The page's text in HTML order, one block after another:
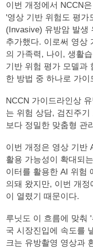
이번 개정에서 NCCN
'영상 기반 위험도 평가
(Invasive) 유방암 발생
추가했다. 이로써 영상
의 가족력, 나이, 생활
기반 위험 평가 모델과
한 방법 중 하나로 가
NCCN 가이드라인상
는 위험 상담, 검진주
보다 정밀한 맞춤형 관
이번 개정은 영상 기반
활용 가능성이 확대되
이터를 활용한 AI 위험
의돼 왔지만, 이번 개
이 열렸기 때문이다.
루닛도 이 흐름에 맞춰
국 시장진입에 속도를
크는 유방촬영 영상과